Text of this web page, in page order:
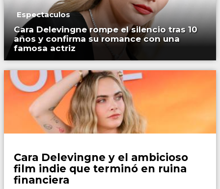
Espectaculos
Cara Delevingne rompe el silencio tras 10
años y confirma su romance con una
famosa actriz
Cara Delevingne y el ambicioso
film indie que terminó en ruina
financiera